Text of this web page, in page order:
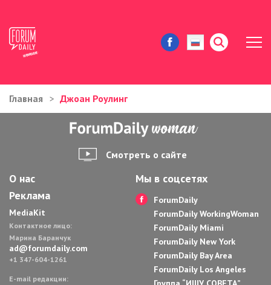
ЖИЗНЬ И ИСТОРИИ
ИММИГРАЦИЯ В США
АВТОРСКИЕ КОЛОНКИ
ЗДОРОВЬЕ И КРАСОТА
ДОМ И ЕДА
Главная Джоан Роулинг
Смотреть о сайте
О нас
Реклама
MediaKit
Контактное лицо:
Марина Баранчук
ad@forumdaily.com
+1 347-604-1261
E-mail редакции:
Мы в соцсетях
ForumDaily
ForumDaily WorkingWoman
ForumDaily Miami
ForumDaily New York
ForumDaily Bay Area
ForumDaily Los Angeles